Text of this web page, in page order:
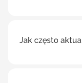
Jak często